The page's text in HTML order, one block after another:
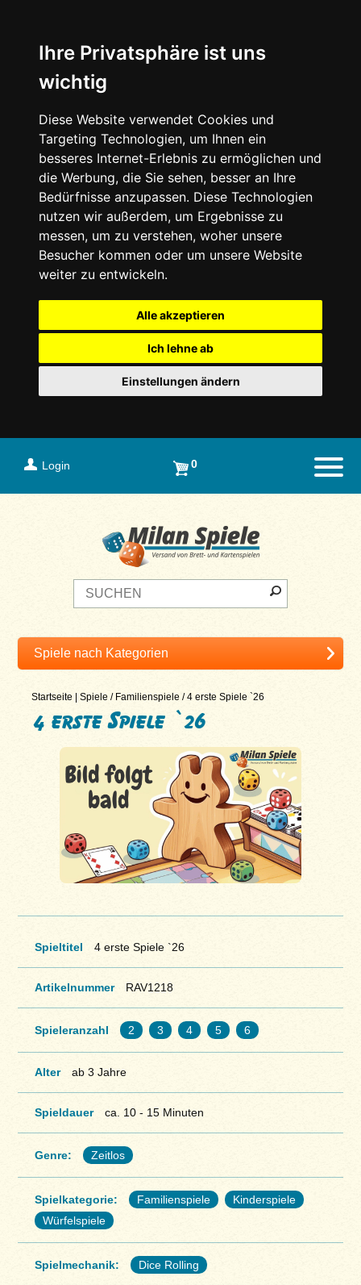
Ihre Privatsphäre ist uns
wichtig
Diese Website verwendet Cookies und
Targeting Technologien, um Ihnen ein
besseres Internet-Erlebnis zu ermöglichen und
die Werbung, die Sie sehen, besser an Ihre
Bedürfnisse anzupassen. Diese Technologien
nutzen wir außerdem, um Ergebnisse zu
messen, um zu verstehen, woher unsere
Besucher kommen oder um unsere Website
weiter zu entwickeln.
Alle akzeptieren
Ich lehne ab
Einstellungen ändern
Login 0
Startseite |Spiele / Familienspiele /4 erste Spiele `26
4 erste Spiele `26
Spieltitel 4 erste Spiele `26
Artikelnummer RAV1218
Spieleranzahl 2 3 4 5 6
Alter ab 3 Jahre
Spieldauer ca. 10 - 15 Minuten
Genre: Zeitlos
Spielkategorie: Familienspiele
Kinderspiele
Würfelspiele
Spielmechanik: Dice Rolling